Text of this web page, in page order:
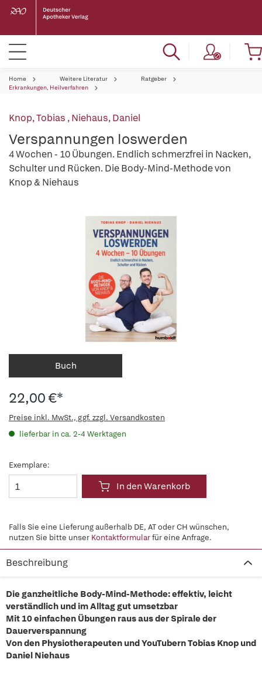
Home Weitere Literatur
Ratgeber
Erkrankungen, Heilverfahren
Knop, Tobias ,Niehaus, Daniel
Verspannungen loswerden
4 Wochen - 10 Übungen. Endlich schmerzfrei in Nacken,
Schulter und Rücken. Die Body-Mind-Methode von
Knop & Niehaus
Buch
22,00 €*
Preise inkl. MwSt., ggf. zzgl. Versandkosten
lieferbar in ca. 2-4 Werktagen
Exemplare:
In den Warenkorb
Falls Sie eine Lieferung außerhalb DE, AT oder CH wünschen,
nutzen Sie bitte unser Kontaktformularfür eine Anfrage.
Beschreibung
Die ganzheitliche Body-Mind-Methode: effektiv, leicht
verständlich und im Alltag gut umsetzbar
Mit 10 einfachen Übungen raus aus der Spirale der
Dauerverspannung
Von den Physiotherapeuten und YouTubern Tobias Knop und
Daniel Niehaus